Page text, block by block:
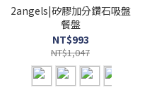
2angels|矽膠加分鑽石吸盤
餐盤
NT$993
NT$1,047